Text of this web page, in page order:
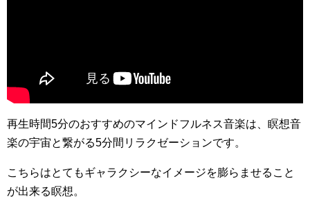
再生時間5分のおすすめのマインドフルネス音楽は、瞑想音
楽の宇宙と繋がる5分間リラクゼーションです。
こちらはとてもギャラクシーなイメージを膨らませること
が出来る瞑想。